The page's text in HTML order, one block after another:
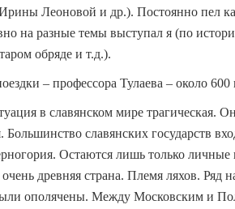
Леоновой и др.). Постоянно пел
на разные темы выступал я (по
обряде и т.д.).
– профессора Тулаева – около
в славянском мире трагическая.
Большинство славянских государств
Остаются лишь только
древняя страна. Племя ляхов. Ряд
ополячены. Между Московским и